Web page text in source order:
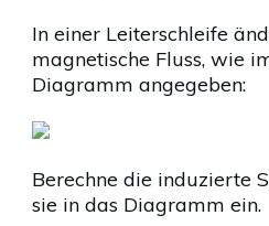
In einer Leiterschleife
magnetische Fluss, wie
Diagramm angegeben:
Berechne die induzierte
sie in das Diagramm ein.